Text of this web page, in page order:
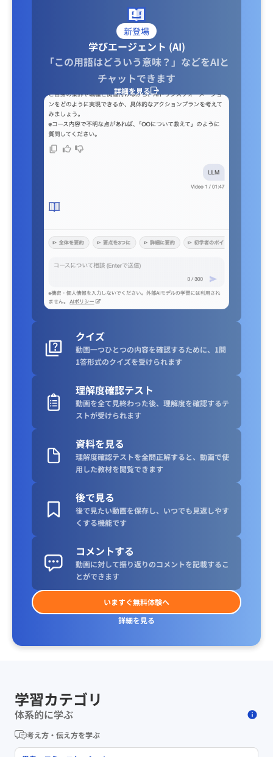
新登場
学びエージェント (AI)
「この用語はどういう意味？」などをAIと
チャットできます
詳細を見る
クイズ
動画一つひとつの内容を確認するために、1問
1答形式のクイズを受けられます
理解度確認テスト
動画を全て見終わった後、理解度を確認するテ
ストが受けられます
資料を見る
理解度確認テストを全問正解すると、動画で使
用した教材を閲覧できます
後で見る
後で見たい動画を保存し、いつでも見返しやす
くする機能です
コメントする
動画に対して振り返りのコメントを記載するこ
とができます
いますぐ無料体験へ
詳細を見る
学習カテゴリ
体系的に学ぶ
考え方・伝え方を学ぶ